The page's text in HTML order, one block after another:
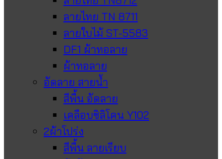
ลายไทย TN 8711
ลายใบไม้ ST-5583
DF1 ผ้าทอลาย
ผ้าทอลาย
อัดลาย สายน้ำ
สีพื้น อัดลาย
เคลือบซิลิโคน Y102
2ผ้าโปร่ง
สีพื้น ลายเรียบ